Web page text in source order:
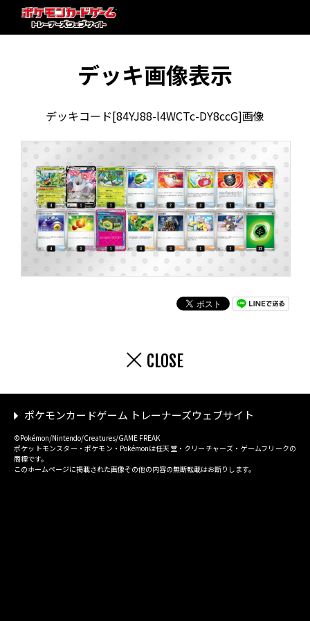
デッキ画像表示
デッキコード[84YJ88-l4WCTc-DY8ccG]画像
CLOSE
ポケモンカードゲーム トレーナーズウェブサイト
©Pokémon/Nintendo/Creatures/GAME FREAK
ポケットモンスター・ポケモン・Pokémonは任天堂・クリーチャーズ・ゲームフリークの
商標です。
このホームページに掲載された画像その他の内容の無断転載はお断りします。